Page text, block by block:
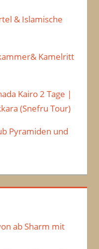
& Islamische
Kamelritt
Kairo 2 Tage |
(Snefru Tour)
Pyramiden und
ab Sharm mit